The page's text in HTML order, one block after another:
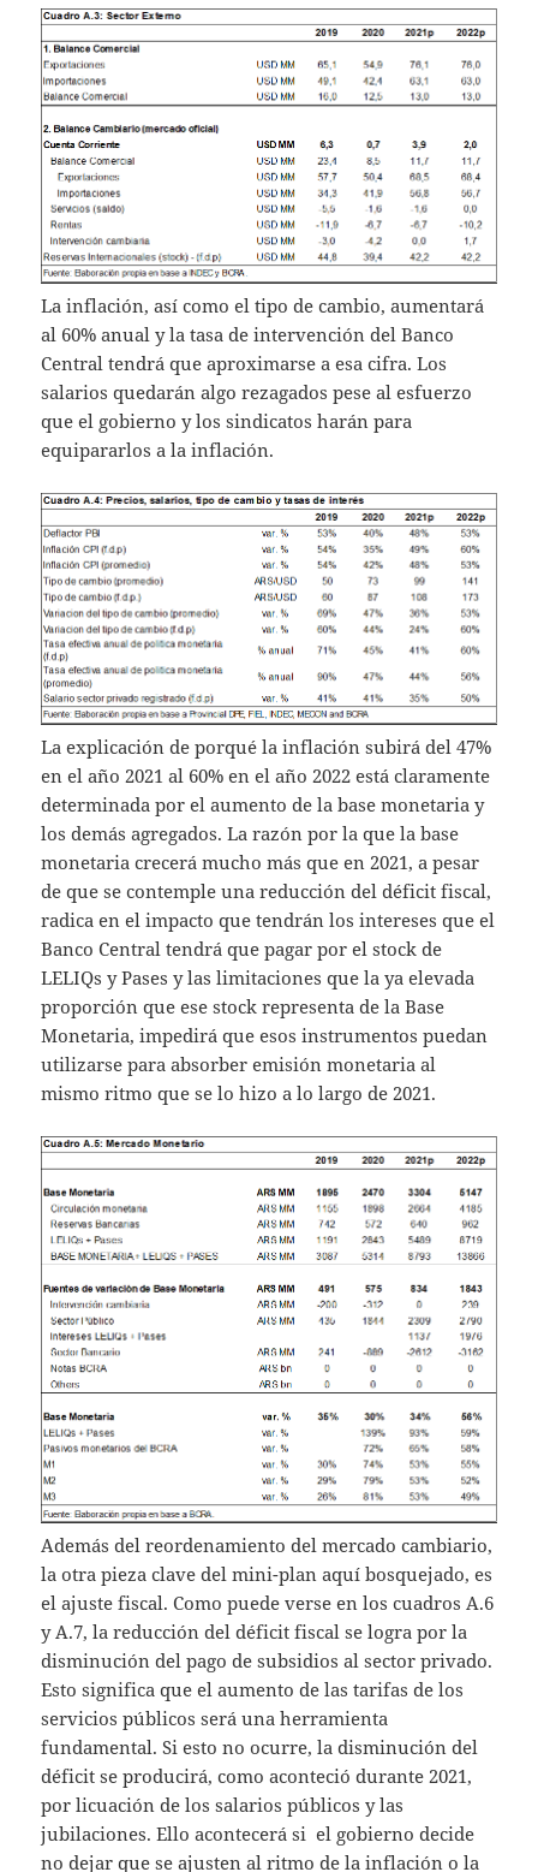
La inflación, así como el tipo de cambio, aumentará
al 60% anual y la tasa de intervención del Banco
Central tendrá que aproximarse a esa cifra. Los
salarios quedarán algo rezagados pese al esfuerzo
que el gobierno y los sindicatos harán para
equipararlos a la inflación.
La explicación de porqué la inflación subirá del 47%
en el año 2021 al 60% en el año 2022 está claramente
determinada por el aumento de la base monetaria y
los demás agregados. La razón por la que la base
monetaria crecerá mucho más que en 2021, a pesar
de que se contemple una reducción del déficit fiscal,
radica en el impacto que tendrán los intereses que el
Banco Central tendrá que pagar por el stock de
LELIQs y Pases y las limitaciones que la ya elevada
proporción que ese stock representa de la Base
Monetaria, impedirá que esos instrumentos puedan
utilizarse para absorber emisión monetaria al
mismo ritmo que se lo hizo a lo largo de 2021.
Además del reordenamiento del mercado cambiario,
la otra pieza clave del mini-plan aquí bosquejado, es
el ajuste fiscal. Como puede verse en los cuadros A.6
y A.7, la reducción del déficit fiscal se logra por la
disminución del pago de subsidios al sector privado.
Esto significa que el aumento de las tarifas de los
servicios públicos será una herramienta
fundamental. Si esto no ocurre, la disminución del
déficit se producirá, como aconteció durante 2021,
por licuación de los salarios públicos y las
jubilaciones. Ello acontecerá si el gobierno decide
no dejar que se ajusten al ritmo de la inflación o la